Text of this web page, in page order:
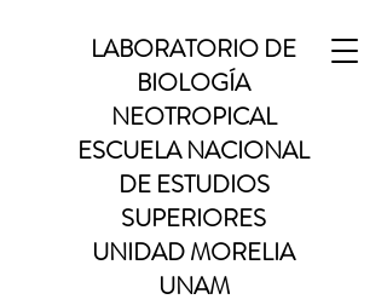
LABORATORIO DE
BIOLOGÍA
NEOTROPICAL
ESCUELA NACIONAL
DE ESTUDIOS
SUPERIORES
UNIDAD MORELIA
UNAM